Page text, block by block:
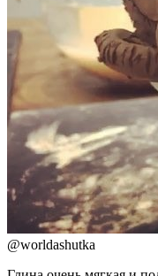
@worldashutka